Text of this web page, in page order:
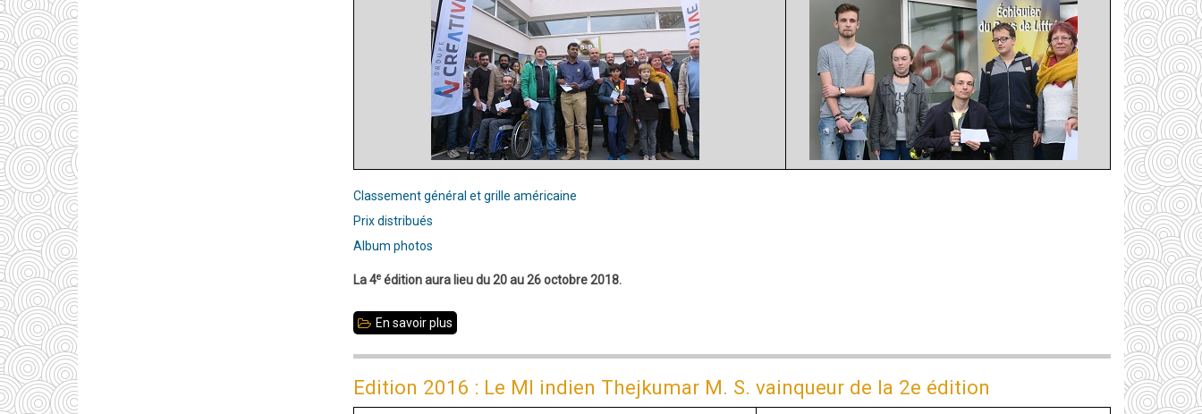
Classement général et grille américaine
Prix distribués
Album photos
La 4eédition aura lieu du 20 au 26 octobre 2018.
En savoir plus
:
Edition 2016 : Le MI indien Thejkumar M. S. vainqueur de la 2e édition